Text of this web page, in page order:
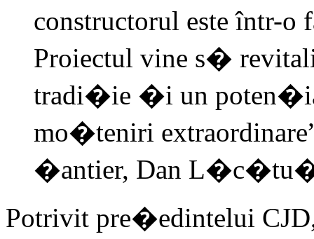
constructorul este într-
Proiectul vine s�
tradi�ie �i un
mo�teniri
�antier, Dan
Potrivit pre�edintelui